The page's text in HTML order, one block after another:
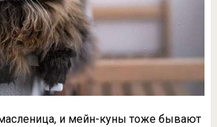
и мейн-куны тоже бывают